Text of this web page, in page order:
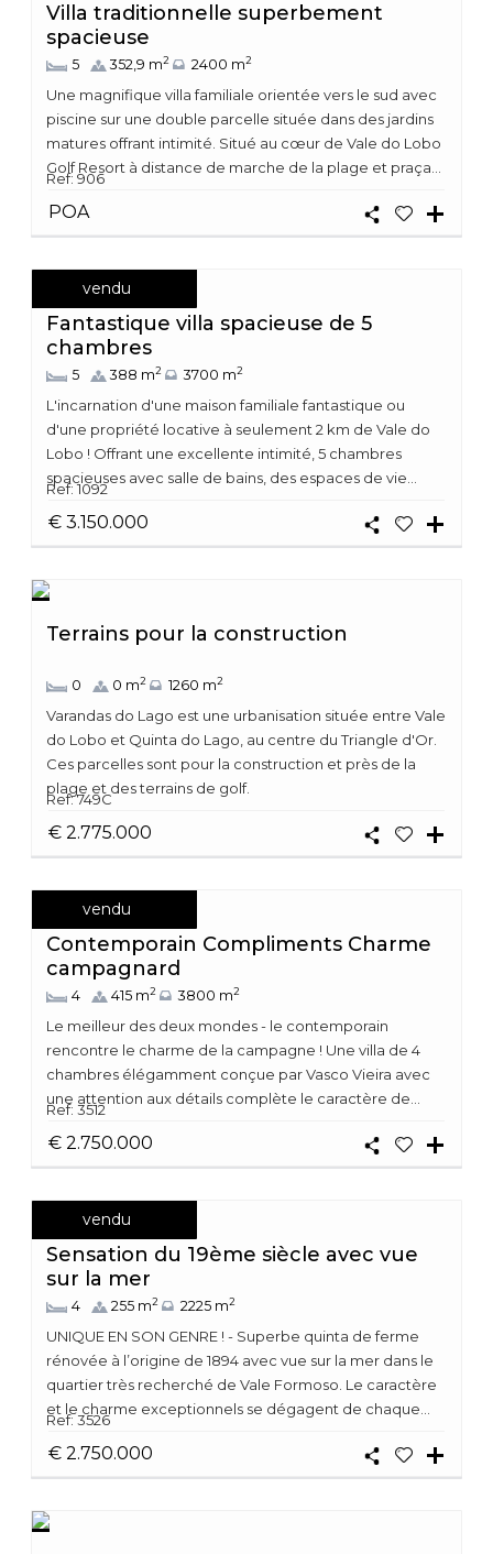
Villa traditionnelle superbement
spacieuse
5 352,9 m2 2400 m2
Une magnifique villa familiale orientée vers le sud avec
piscine sur une double parcelle située dans des jardins
matures offrant intimité. Situé au cœur de Vale do Lobo
Golf Resort à distance de marche de la plage et praça...
Ref: 906
POA
vendu
Fantastique villa spacieuse de 5
chambres
5 388 m2 3700 m2
L'incarnation d'une maison familiale fantastique ou
d'une propriété locative à seulement 2 km de Vale do
Lobo ! Offrant une excellente intimité, 5 chambres
spacieuses avec salle de bains, des espaces de vie...
Ref: 1092
€ 3.150.000
Terrains pour la construction
0 0 m2 1260 m2
Varandas do Lago est une urbanisation située entre Vale
do Lobo et Quinta do Lago, au centre du Triangle d'Or.
Ces parcelles sont pour la construction et près de la
plage et des terrains de golf.
Ref: 749C
€ 2.775.000
vendu
Contemporain Compliments Charme
campagnard
4 415 m2 3800 m2
Le meilleur des deux mondes - le contemporain
rencontre le charme de la campagne ! Une villa de 4
chambres élégamment conçue par Vasco Vieira avec
une attention aux détails complète le caractère de...
Ref: 3512
€ 2.750.000
vendu
Sensation du 19ème siècle avec vue
sur la mer
4 255 m2 2225 m2
UNIQUE EN SON GENRE ! - Superbe quinta de ferme
rénovée à l’origine de 1894 avec vue sur la mer dans le
quartier très recherché de Vale Formoso. Le caractère
et le charme exceptionnels se dégagent de chaque...
Ref: 3526
€ 2.750.000